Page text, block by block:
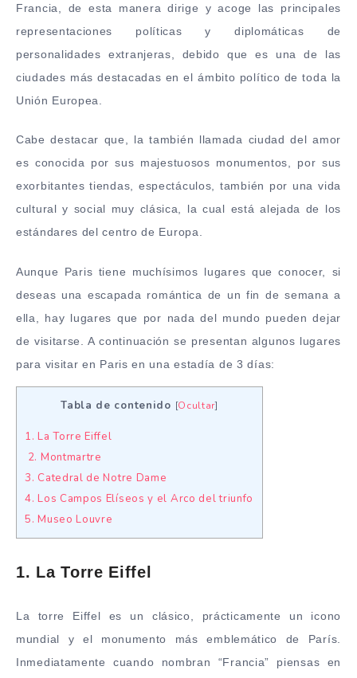
Francia, de esta manera dirige y acoge las principales
representaciones políticas y diplomáticas de
personalidades extranjeras, debido que es una de las
ciudades más destacadas en el ámbito político de toda la
Unión Europea.
Cabe destacar que, la también llamada ciudad del amor
es conocida por sus majestuosos monumentos, por sus
exorbitantes tiendas, espectáculos, también por una vida
cultural y social muy clásica, la cual está alejada de los
estándares del centro de Europa.
Aunque Paris tiene muchísimos lugares que conocer, si
deseas una escapada romántica de un fin de semana a
ella, hay lugares que por nada del mundo pueden dejar
de visitarse. A continuación se presentan algunos lugares
para visitar en Paris en una estadía de 3 días:
Tabla de contenido [Ocultar]
1. La Torre Eiffel
2. Montmartre
3. Catedral de Notre Dame
4. Los Campos Elíseos y el Arco del triunfo
5. Museo Louvre
1. La Torre Eiffel
La torre Eiffel es un clásico, prácticamente un icono
mundial y el monumento más emblemático de París.
Inmediatamente cuando nombran “Francia” piensas en